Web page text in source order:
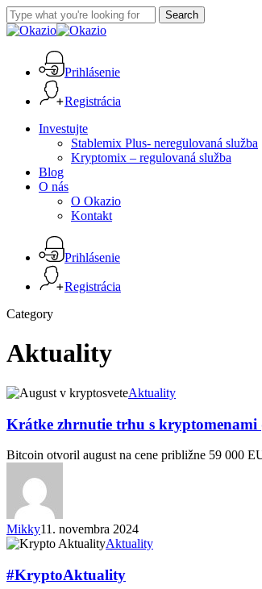
Skip
to
Search
Close
Prihlásenie
Registrácia
Menu
Investujte
Stablemix Plus- neregulovaná služba
Kryptomix – regulovaná služba
Blog
O nás
O Okazio
Kontakt
Prihlásenie
Registrácia
Category
Aktuality
Krátke
trhu
s
kryptomenami
(August
2024)
Aktuality
Krátke zhrnutie trhu s kryptomenami
Bitcoin otvoril august na cene približne 59 000
Mikky11. novembra 2024
#KryptoAktuality
Aktuality
#KryptoAktuality